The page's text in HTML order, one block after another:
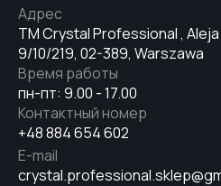
TM Crystal Professional ,
9/10/219, 02-389, Warszawa
Адрес
пн-пт: 9.00 - 17.00
Время работы
+48 884 654 602
Контактный номер
E-mail